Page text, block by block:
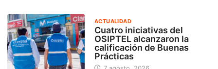
ACTUALIDAD
Cuatro iniciativas del
OSIPTEL alcanzaron la
calificación de Buenas
Prácticas